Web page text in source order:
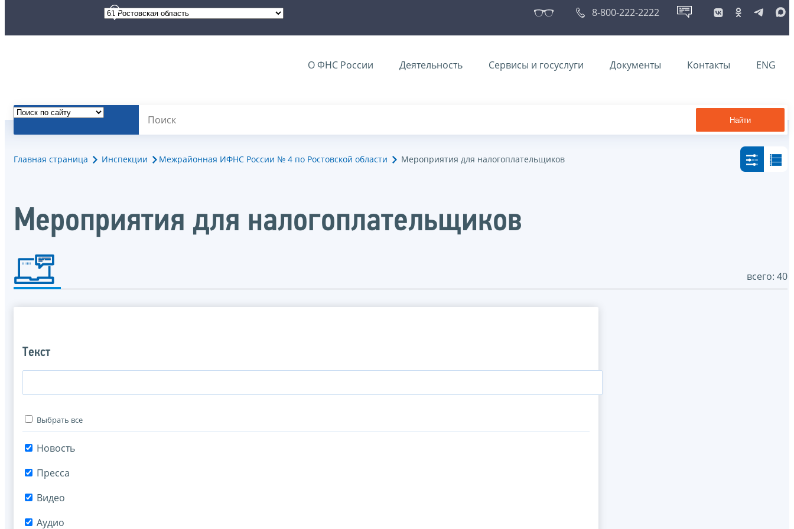
8-800-222-2222
О ФНС России Деятельность Сервисы и госуслуги Документы Контакты ENG
Найти
Главная страница Инспекции Межрайонная ИФНС России № 4 по Ростовской области Мероприятия для налогоплательщиков
Мероприятия для налогоплательщиков
всего: 40
Текст
Выбрать все
Новость
Пресса
Видео
Аудио